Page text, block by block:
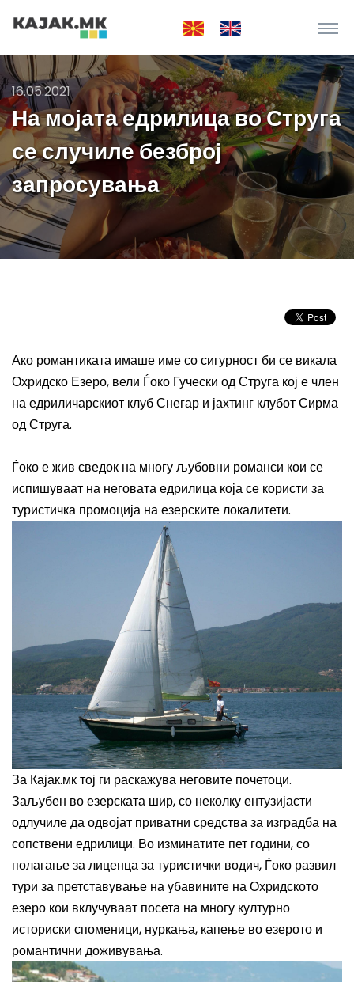
16.05.2021
На мојата едрилица во Струга
се случиле безброј
запросувања
Ако романтиката имаше име со сигурност би се викала
Охридско Езеро, вели Ѓоко Гучески од Струга кој е член
на едриличарскиот клуб Снегар и јахтинг клубот Сирма
од Струга.
Ѓоко е жив сведок на многу љубовни романси кои се
испишуваат на неговата едрилица која се користи за
туристичка промоција на езерските локалитети.
За Кајак.мк тој ги раскажува неговите почетоци.
Заљубен во езерската шир, со неколку ентузијасти
одлучиле да одвојат приватни средства за изградба на
сопствени едрилици. Во изминатите пет години, со
полагање за лиценца за туристички водич, Ѓоко развил
тури за претставување на убавините на Охридското
езеро кои вклучуваат посета на многу културно
историски споменици, нуркања, капење во езерото и
романтични доживувања.